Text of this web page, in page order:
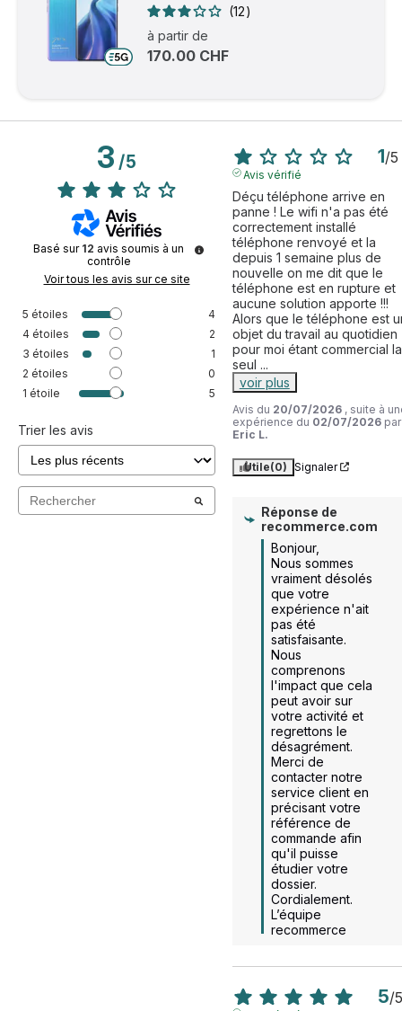
12
à partir de
170.00 CHF
3/5
Basé sur 12 avis soumis à un
contrôle
Voir tous les avis sur ce site
5 étoiles
4
4 étoiles
2
3 étoiles
1
2 étoiles
0
1 étoile 5
Trier les avis
1/5
Avis vérifié
Déçu téléphone arrive en
panne ! Le wifi n'a pas été
correctement installé
téléphone renvoyé et la
depuis 1 semaine plus de
nouvelle on me dit que le
téléphone est en rupture et
aucune solution apporte !!!
Alors que le téléphone est
objet du travail au quotidien
pour moi étant commercial la
seul ...
voir plus
Avis du 20/07/2026 , suite à
expérience du 02/07/2026 par
Eric L.
Utile(0) Signaler
Réponse de
recommerce.com
Bonjour,
Nous sommes
vraiment désolés
que votre
expérience n'ait
pas été
satisfaisante.
Nous
comprenons
l'impact que cela
peut avoir sur
votre activité et
regrettons le
désagrément.
Merci de
contacter notre
service client en
précisant votre
référence de
commande afin
qu'il puisse
étudier votre
dossier.
Cordialement.
L’équipe
recommerce
5/5